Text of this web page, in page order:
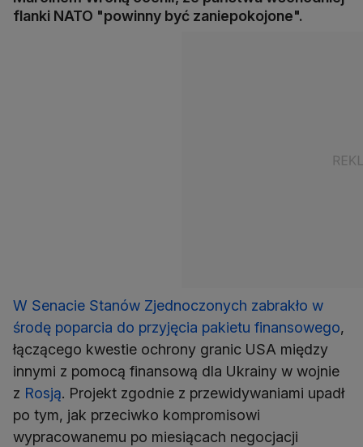
flanki NATO "powinny być zaniepokojone".
W Senacie Stanów Zjednoczonych zabrakło w
środę poparcia do przyjęcia pakietu finansowego,
łączącego kwestie ochrony granic USA między
innymi z pomocą finansową dla Ukrainy w wojnie
z Rosją. Projekt zgodnie z przewidywaniami upadł
po tym, jak przeciwko kompromisowi
wypracowanemu po miesiącach negocjacji